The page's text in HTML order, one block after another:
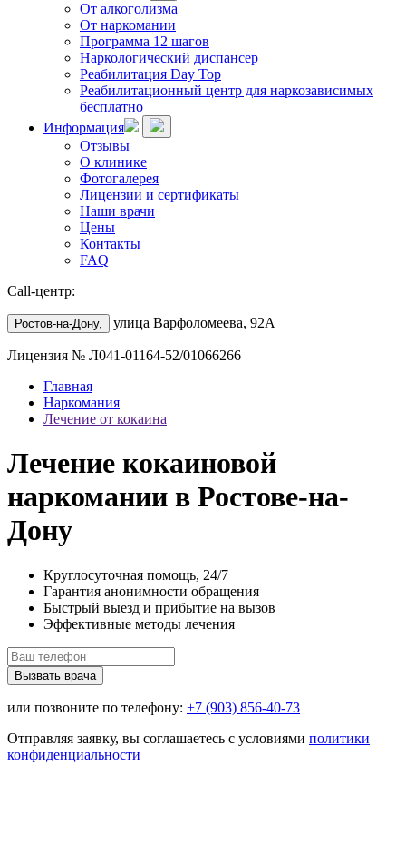
От алкоголизма
От наркомании
Программа 12 шагов
Наркологический диспансер
Реабилитация Day Top
Реабилитационный центр для наркозависимых
бесплатно
Информация
Отзывы
О клинике
Фотогалерея
Лицензии и сертификаты
Наши врачи
Цены
Контакты
FAQ
Call-центр:
Ростов-на-Дону, улица Варфоломеева, 92А
Лицензия № Л041-01164-52/01066266
Главная
Наркомания
Лечение от кокаина
Лечение кокаиновой
наркомании в Ростове-на-
Дону
Круглосуточная помощь, 24/7
Гарантия анонимности обращения
Быстрый выезд и прибытие на вызов
Эффективные методы лечения
Вызвать врача
или позвоните по телефону: +7 (903) 856-40-73
Отправляя заявку, вы соглашаетесь с условиями политики
конфиденциальности